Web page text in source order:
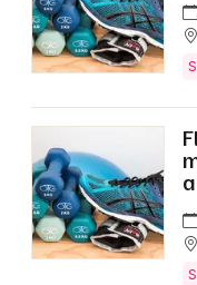
02 - Aisne
Choisir mes
Mon email